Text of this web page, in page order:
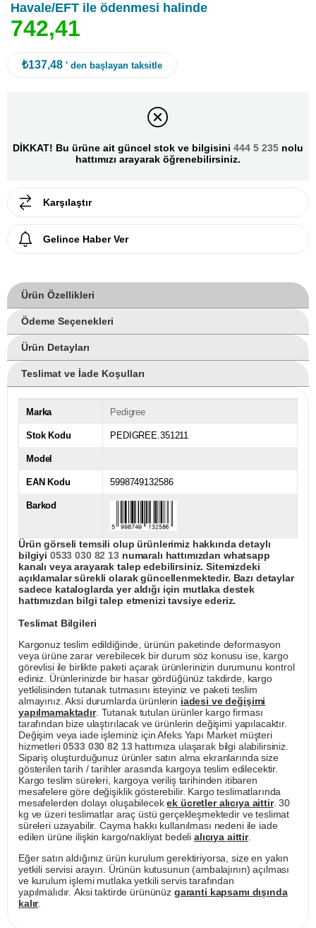
Havale/EFT ile ödenmesi halinde
742,41
₺137,48 ' den başlayan taksitle
DİKKAT! Bu ürüne ait güncel stok ve bilgisini 444 5 235 nolu
hattımızı arayarak öğrenebilirsiniz.
Karşılaştır
Gelince Haber Ver
Ürün Özellikleri
Ödeme Seçenekleri
Ürün Detayları
Teslimat ve İade Koşulları
Marka Pedigree
Stok Kodu PEDIGREE.351211
Model
EAN Kodu 5998749132586
Barkod
Ürün görseli temsili olup ürünlerimiz hakkında detaylı
bilgiyi 0533 030 82 13numaralı hattımızdan whatsapp
kanalı veya arayarak talep edebilirsiniz. Sitemizdeki
açıklamalar sürekli olarak güncellenmektedir. Bazı detaylar
sadece kataloglarda yer aldığı için mutlaka destek
hattımızdan bilgi talep etmenizi tavsiye ederiz.
Teslimat Bilgileri
Kargonuz teslim edildiğinde, ürünün paketinde deformasyon
veya ürüne zarar verebilecek bir durum söz konusu ise, kargo
görevlisi ile birlikte paketi açarak ürünlerinizin durumunu kontrol
ediniz. Ürünlerinizde bir hasar gördüğünüz takdirde, kargo
yetkilisinden tutanak tutmasını isteyiniz ve paketi teslim
almayınız. Aksi durumlarda ürünlerin iadesi ve değişimi
yapılmamaktadır. Tutanak tutulan ürünler kargo firması
tarafından bize ulaştırılacak ve ürünlerin değişimi yapılacaktır.
Değişim veya iade işleminiz için Afeks Yapı Market müşteri
hizmetleri0533 030 82 13hattımıza ulaşarak bilgi alabilirsiniz.
Sipariş oluşturduğunuz ürünler satın alma ekranlarında size
gösterilen tarih / tarihler arasında kargoya teslim edilecektir.
Kargo teslim süreleri, kargoya veriliş tarihinden itibaren
mesafelere göre değişiklik gösterebilir. Kargo teslimatlarında
mesafelerden dolayı oluşabilecekek ücretler alıcıya aittir. 30
kg ve üzeri teslimatlar araç üstü gerçekleşmektedir ve teslimat
süreleri uzayabilir. Cayma hakkı kullanılması nedeni ile iade
edilen ürüne ilişkin kargo/nakliyat bedeli alıcıya aittir.
Eğer satın aldığınız ürün kurulum gerektiriyorsa, size en yakın
yetkili servisi arayın. Ürünün kutusunun (ambalajının) açılması
ve kurulum işlemi mutlaka yetkili servis tarafından
yapılmalıdır. Aksi taktirde ürününüz garanti kapsamı dışında
kalır.